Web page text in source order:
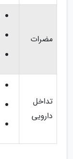
مضرات
تداخل
دارویی